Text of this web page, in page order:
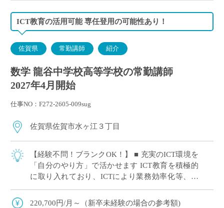
ICT教育の活用可能 専任登用の可能性あり！
佐賀県 常勤講師 紹介
数学 龍谷中学校高等学校の常勤講師
2027年4月開始
仕事NO：F272-2605-009sug
佐賀県佐賀市水ヶ江３丁目
【経験不問！ブランクOK！】 ■ 充実のICT環境を
「自分のやり方」で活かせます ICT教育を積極的
に取り入れており、ICTにより業務効率化等、先
ています。 「最新の設備を使い […]
220,700円/月～（新卒未経験の場合の参考額)